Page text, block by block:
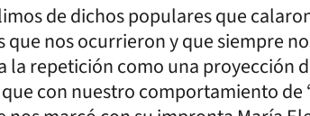
de dichos populares que
que nos ocurrieron y que siempre
la repetición como una proyección
con nuestro comportamiento de